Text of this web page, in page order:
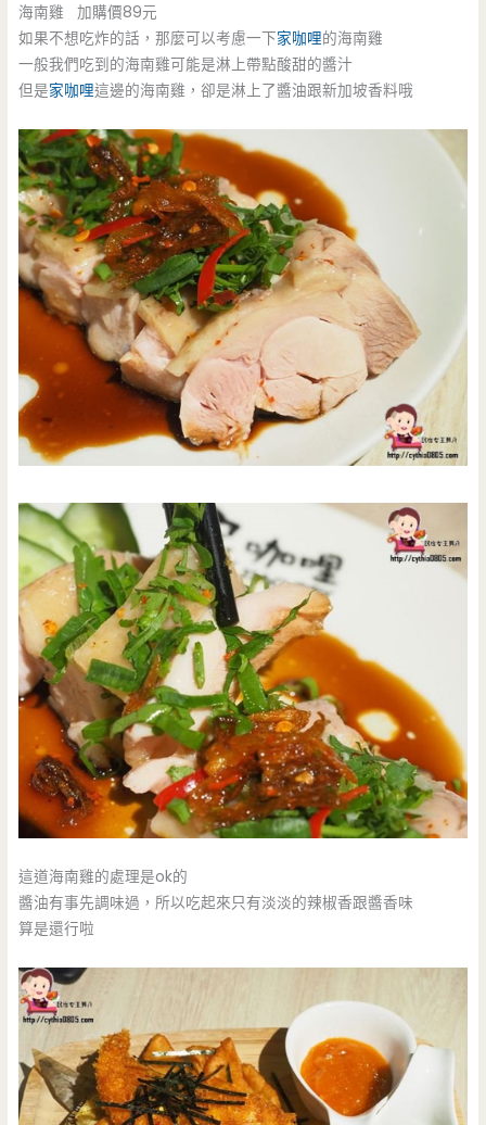
海南雞 加購價89元
如果不想吃炸的話，那麼可以考慮一下家咖哩的海南雞
一般我們吃到的海南雞可能是淋上帶點酸甜的醬汁
但是家咖哩這邊的海南雞，卻是淋上了醬油跟新加坡香料哦
這道海南雞的處理是ok的
醬油有事先調味過，所以吃起來只有淡淡的辣椒香跟醬香味
算是還行啦